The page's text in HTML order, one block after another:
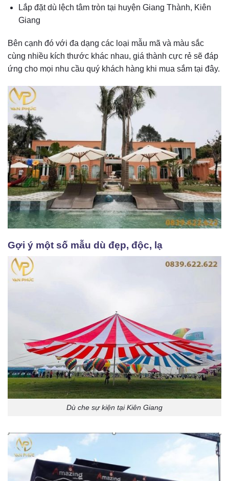
Lắp đặt dù lệch tâm tròn tại huyện Giang Thành, Kiên
Giang
Bên cạnh đó với đa dạng các loại mẫu mã và màu sắc
cùng nhiều kích thước khác nhau, giá thành cực rẻ sẽ đáp
ứng cho mọi nhu cầu quý khách hàng khi mua sắm tại đây.
Gợi ý một số mẫu dù đẹp, độc, lạ
Dù che sự kiện tại Kiên Giang